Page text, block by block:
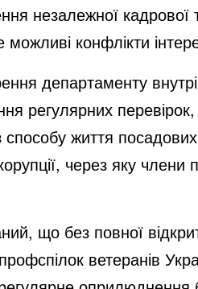
незалежної кадрової
конфлікти
департаменту
регулярних
життя
через яку
що без повної
ветеранів